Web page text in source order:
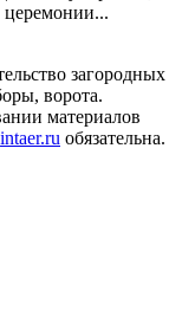
церемонии...
загородных
ворота.
материалов
intaer.ru обязательна.